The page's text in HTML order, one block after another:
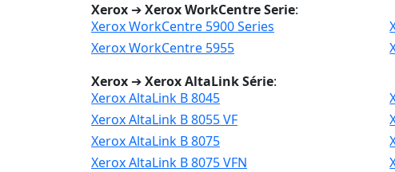
Xerox ➔Xerox WorkCentre Serie:
Xerox WorkCentre 5900 Series
Xerox WorkCentre 5955
Xerox ➔Xerox AltaLink Série:
Xerox AltaLink B 8045
Xerox AltaLink B 8055 VF
Xerox AltaLink B 8075
Xerox AltaLink B 8075 VFN